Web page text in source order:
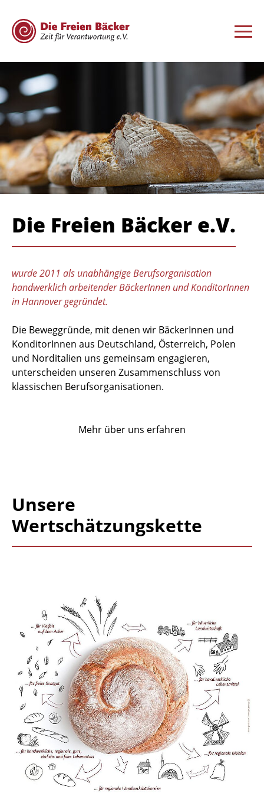
Die Freien Bäcker e.V.
wurde 2011 als unabhängige Berufsorganisation
handwerklich arbeitender BäckerInnen und KonditorInnen
in Hannover gegründet.
Die Beweggründe, mit denen wir BäckerInnen und
KonditorInnen aus Deutschland, Österreich, Polen
und Norditalien uns gemeinsam engagieren,
unterscheiden unseren Zusammenschluss von
klassischen Berufsorganisationen.
Mehr über uns erfahren
Unsere
Wertschätzungskette